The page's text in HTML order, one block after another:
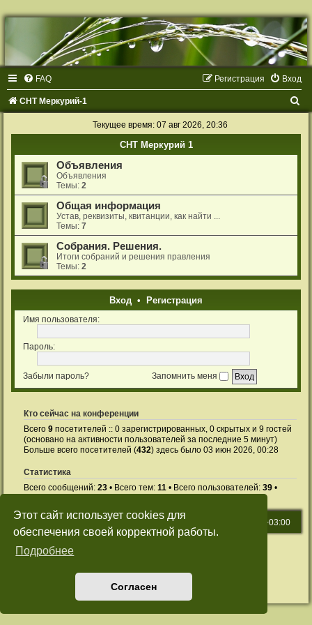
Этот сайт использует cookies для
обеспечения своей корректной работы.
Подробнее
Согласен
с
а
я
FAQ Вход
Регистрация
СНТ Меркурий-1
Текущее время: 07 авг 2026, 20:36
СНТ Меркурий 1
Объявления
Объявления
Темы: 2
Общая информация
Устав, реквизиты, квитанции, как найти ...
Темы: 7
Собрания. Решения.
Итоги собраний и решения правления
Темы: 2
Вход • Регистрация
Имя пользователя:
Пароль:
Забыли пароль? Запомнить меня
Кто сейчас на конференции
Всего 9 посетителей :: 0 зарегистрированных, 0 скрытых и 9 гостей
(основано на активности пользователей за последние 5 минут)
Больше всего посетителей (432) здесь было 03 июн 2026, 00:28
Статистика
Всего сообщений: 23 • Всего тем: 11 • Всего пользователей: 39 •
UTC+03:00
Создано на основе
Русская поддержка phpBB